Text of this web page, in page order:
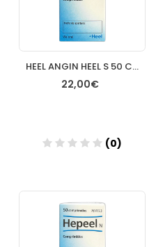
HEEL ANGIN HEEL S 50 COMP
22,00€
(0)